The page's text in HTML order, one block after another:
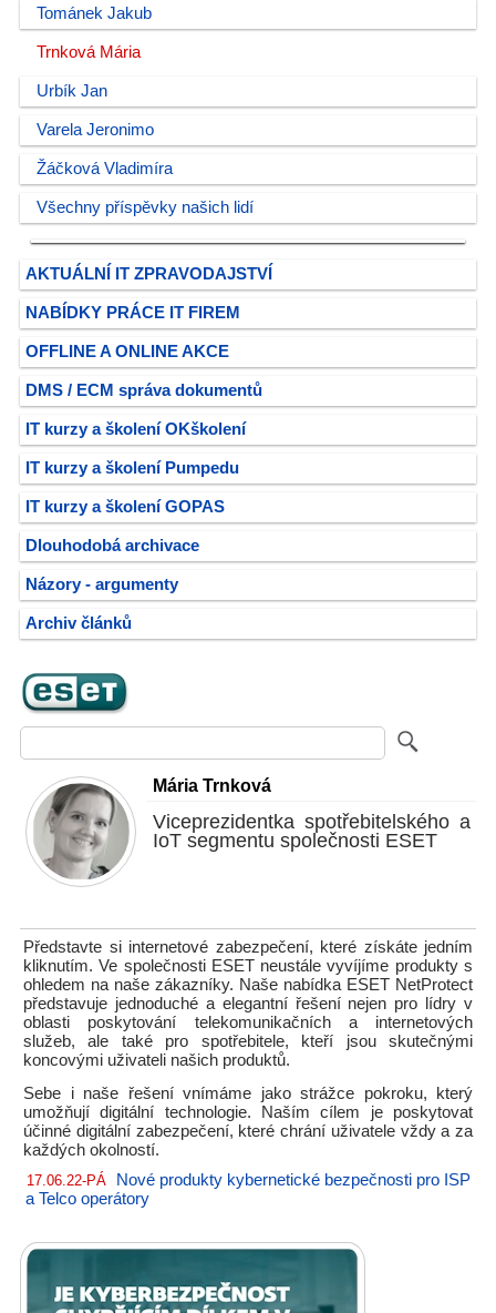
Tománek Jakub
Trnková Mária
Urbík Jan
Varela Jeronimo
Žáčková Vladimíra
Všechny příspěvky našich lidí
AKTUÁLNÍ IT ZPRAVODAJSTVÍ
NABÍDKY PRÁCE IT FIREM
OFFLINE A ONLINE AKCE
DMS / ECM správa dokumentů
IT kurzy a školení OKškolení
IT kurzy a školení Pumpedu
IT kurzy a školení GOPAS
Dlouhodobá archivace
Názory - argumenty
Archiv článků
Mária Trnková
Viceprezidentka spotřebitelského a
IoT segmentu společnosti ESET
Představte si internetové zabezpečení, které získáte jedním
kliknutím. Ve společnosti ESET neustále vyvíjíme produkty s
ohledem na naše zákazníky. Naše nabídka ESET NetProtect
představuje jednoduché a elegantní řešení nejen pro lídry v
oblasti poskytování telekomunikačních a internetových
služeb, ale také pro spotřebitele, kteří jsou skutečnými
koncovými uživateli našich produktů.
Sebe i naše řešení vnímáme jako strážce pokroku, který
umožňují digitální technologie. Naším cílem je poskytovat
účinné digitální zabezpečení, které chrání uživatele vždy a za
každých okolností.
17.06.22-PÁ
Nové produkty kybernetické bezpečnosti pro ISP
a Telco operátory